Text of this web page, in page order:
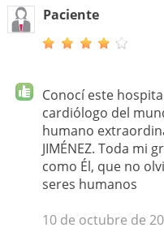
Paciente
Conocí este
cardiólogo del
humano
JIMÉNEZ. Toda mi
como Él, que no
seres humanos
10 de octubre de